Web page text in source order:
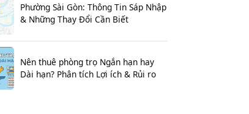
Phường Sài Gòn: Thông Tin Sáp Nhập
& Những Thay Đổi Cần Biết
Nên thuê phòng trọ Ngắn hạn hay
Dài hạn? Phân tích Lợi ích & Rủi ro